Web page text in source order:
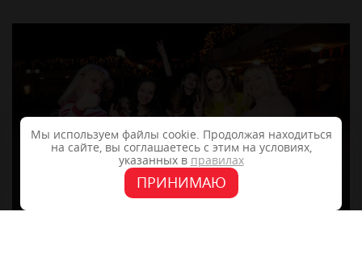
Мы используем файлы cookie. Продолжая находиться
на сайте, вы соглашаетесь с этим на условиях,
указанных в правилах
ПРИНИМАЮ